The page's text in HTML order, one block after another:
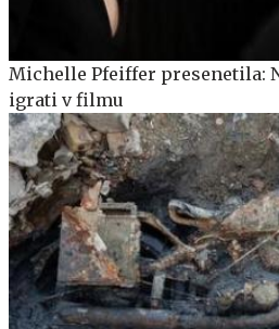
Michelle Pfeiffer presenetila:
igrati v filmu